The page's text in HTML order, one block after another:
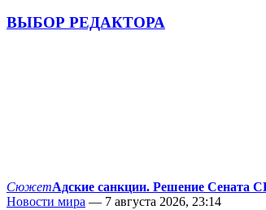
ВЫБОР РЕДАКТОРА
СюжетАдские санкции. Решение Сената
Новости мира — 7 августа 2026, 23:14